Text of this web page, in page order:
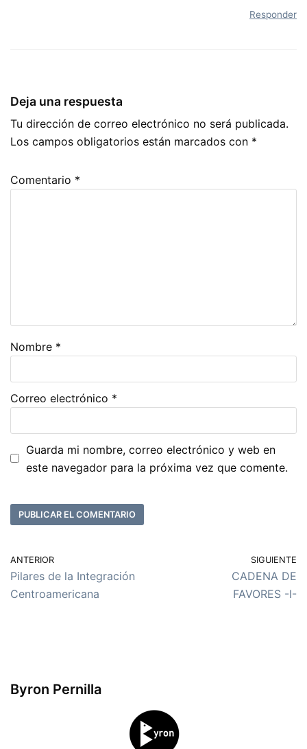
Responder
Deja una respuesta
Tu dirección de correo electrónico no será publicada.
Los campos obligatorios están marcados con *
Comentario *
Nombre *
Correo electrónico *
Guarda mi nombre, correo electrónico y web en
este navegador para la próxima vez que comente.
ANTERIOR
Pilares de la Integración
Centroamericana
SIGUIENTE
CADENA DE
FAVORES -I-
Byron Pernilla